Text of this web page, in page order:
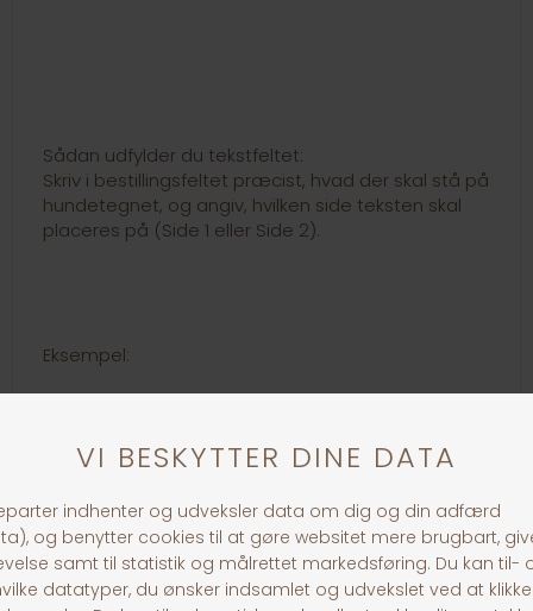
Sådan udfylder du tekstfeltet:
Skriv i bestillingsfeltet præcist, hvad der skal stå på
hundetegnet, og angiv, hvilken side teksten skal
placeres på (Side 1 eller Side 2).
Eksempel:
Tlf. 12 34 56 78